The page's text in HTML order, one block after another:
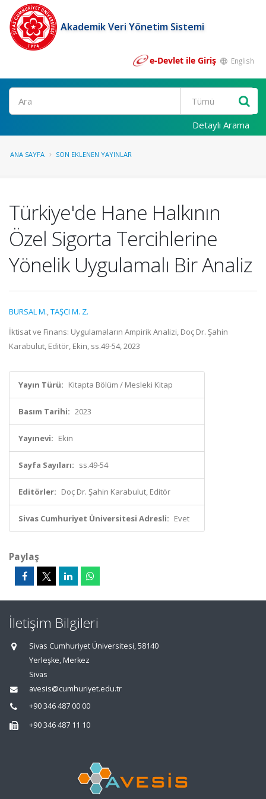
Akademik Veri Yönetim Sistemi
e-Devlet ile Giriş English
Ara
Detaylı Arama
ANA SAYFA SON EKLENEN YAYINLAR
Türkiye'de Hane Halkının
Özel Sigorta Tercihlerine
Yönelik Uygulamalı Bir Analiz
BURSAL M.,TAŞCI M. Z.
İktisat ve Finans: Uygulamaların Ampirik Analizi, Doç Dr. Şahin
Karabulut, Editör, Ekin, ss.49-54, 2023
Yayın Türü: Kitapta Bölüm / Mesleki Kitap
Basım Tarihi: 2023
Yayınevi: Ekin
Sayfa Sayıları: ss.49-54
Editörler: Doç Dr. Şahin Karabulut, Editör
Sivas Cumhuriyet Üniversitesi Adresli: Evet
Paylaş
İletişim Bilgileri
Sivas Cumhuriyet Üniversitesi, 58140
Yerleşke, Merkez
Sivas
avesis@cumhuriyet.edu.tr
+90 346 487 00 00
+90 346 487 11 10